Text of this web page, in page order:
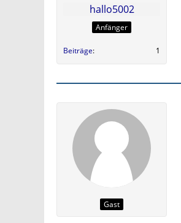
hallo5002
Anfänger
Beiträge 1
Gast